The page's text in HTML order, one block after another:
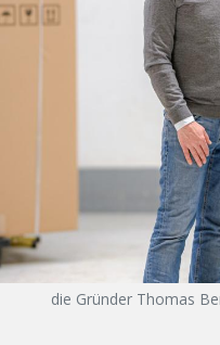
die Gründer Thomas